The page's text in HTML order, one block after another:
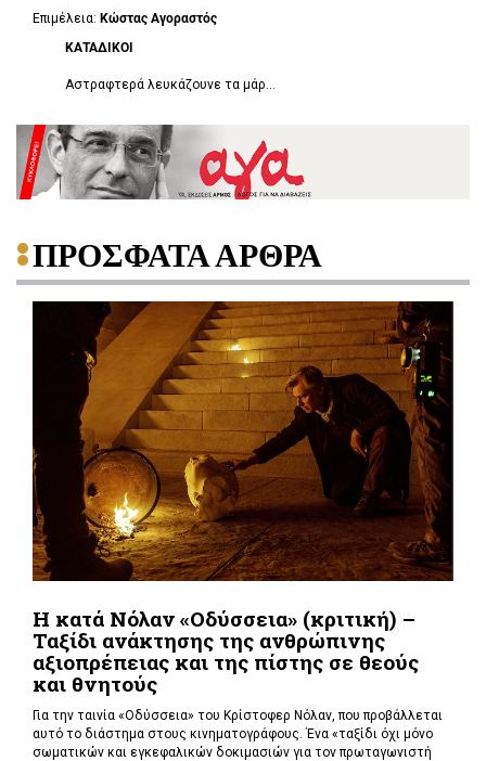
Επιμέλεια: Κώστας Αγοραστός
ΚΑΤΑΔΙΚΟΙ
Αστραφτερά λευκάζουνε τα μάρ...
ΠΡΟΣΦΑΤΑ ΑΡΘΡΑ
Η κατά Νόλαν «Οδύσσεια» (κριτική) –
Ταξίδι ανάκτησης της ανθρώπινης
αξιοπρέπειας και της πίστης σε θεούς
και θνητούς
Για την ταινία «Οδύσσεια» του Κρίστοφερ Νόλαν,που προβάλλεται
αυτό το διάστημα στους κινηματογράφους. Ένα «ταξίδι όχι μόνο
σωματικών και εγκεφαλικών δοκιμασιών για τον πρωταγωνιστή